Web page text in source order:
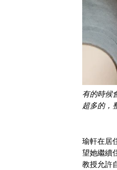
有的時候
超多的，
瑜軒在居
望她繼續
教授允許